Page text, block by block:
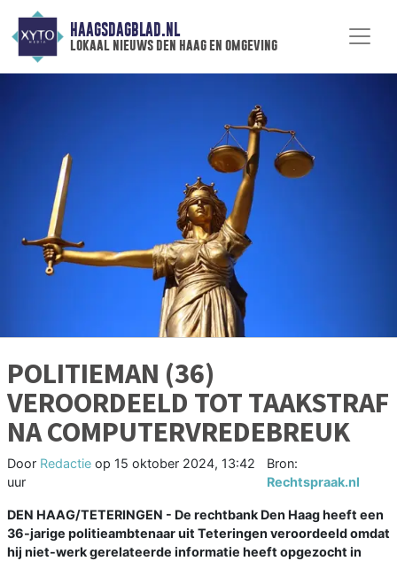
HAAGSDAGBLAD.NL
lokaal nieuws den haag en omgeving
POLITIEMAN (36)
VEROORDEELD TOT TAAKSTRAF
NA COMPUTERVREDEBREUK
Door Redactie op 15 oktober 2024, 13:42
uur
Bron:
Rechtspraak.nl
DEN HAAG/TETERINGEN - De rechtbank Den Haag heeft een
36-jarige politieambtenaar uit Teteringen veroordeeld omdat
hij niet-werk gerelateerde informatie heeft opgezocht in